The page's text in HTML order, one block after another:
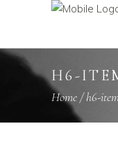
H6-
Home/h6-